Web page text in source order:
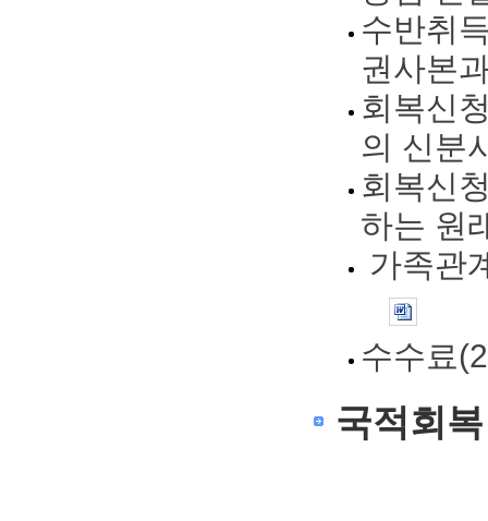
수반취
권사본
회복신
의 신분
회복신
하는 원
가족관
수수료
국적회